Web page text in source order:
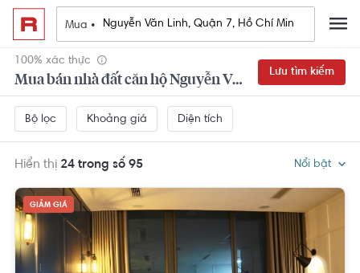
Mua •
100% xác thực
Mua bán nhà đất căn hộ Nguyễn Văn Linh, Quận 7, Hồ Chí Minh
Lưu tìm kiếm
Bộ lọc Khoảng giá Diện tích
Hiển thị 24 trong số 95 Nổi bật
GIẢM GIÁ